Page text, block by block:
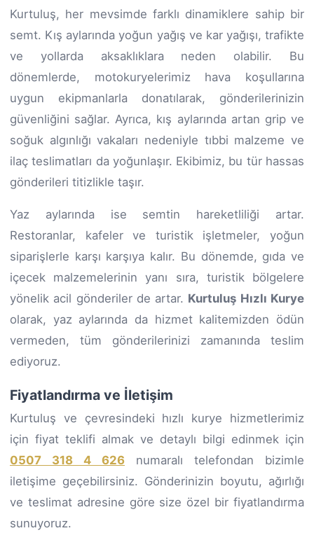
Kurtuluş, her mevsimde farklı dinamiklere sahip bir
semt. Kış aylarında yoğun yağış ve kar yağışı, trafikte
ve yollarda aksaklıklara neden olabilir. Bu
dönemlerde, motokuryelerimiz hava koşullarına
uygun ekipmanlarla donatılarak, gönderilerinizin
güvenliğini sağlar. Ayrıca, kış aylarında artan grip ve
soğuk algınlığı vakaları nedeniyle tıbbi malzeme ve
ilaç teslimatları da yoğunlaşır. Ekibimiz, bu tür hassas
gönderileri titizlikle taşır.
Yaz aylarında ise semtin hareketliliği artar.
Restoranlar, kafeler ve turistik işletmeler, yoğun
siparişlerle karşı karşıya kalır. Bu dönemde, gıda ve
içecek malzemelerinin yanı sıra, turistik bölgelere
yönelik acil gönderiler de artar. Kurtuluş Hızlı Kurye
olarak, yaz aylarında da hizmet kalitemizden ödün
vermeden, tüm gönderilerinizi zamanında teslim
ediyoruz.
Fiyatlandırma ve İletişim
Kurtuluş ve çevresindeki hızlı kurye hizmetlerimiz
için fiyat teklifi almak ve detaylı bilgi edinmek için
0507 318 4 626 numaralı telefondan bizimle
iletişime geçebilirsiniz. Gönderinizin boyutu, ağırlığı
ve teslimat adresine göre size özel bir fiyatlandırma
sunuyoruz.